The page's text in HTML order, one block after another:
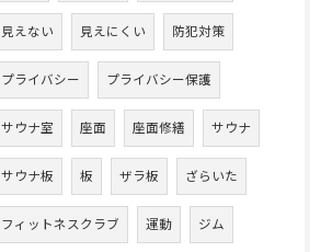
見えない 見えにくい 防犯対策
プライバシー プライバシー保護
サウナ室 座面 座面修繕 サウナ
サウナ板 板 ザラ板 ざらいた
フィットネスクラブ 運動 ジム